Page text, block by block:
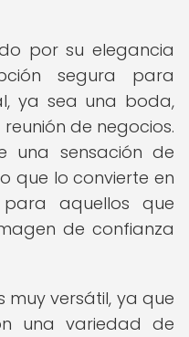
por su elegancia
segura para
ya sea una boda,
de negocios.
una sensación de
que lo convierte en
aquellos que
de confianza
muy versátil, ya que
una variedad de